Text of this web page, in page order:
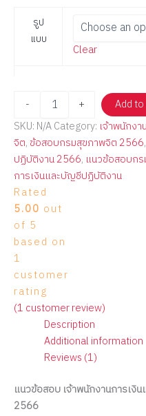
รูป
แบบ
Clear
- +
Add
SKU: N/ACategory: เจ้าพนักง
จิต, ข้อสอบกรมสุขภาพจิต 2566,
ปฏิบัติงาน 2566, แนวข้อสอบก
การเงินและบัญชีปฏิบัติงาน
Rated
5.00 out
of 5
based on
1
customer
rating
(1 customer review)
Description
Additional information
Reviews (1)
แนวข้อสอบ เจ้าพนักงานการเ
2566